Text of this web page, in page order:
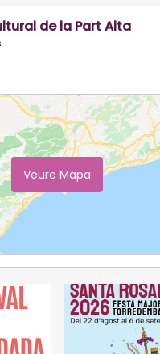
de la Part Alta
Veure Mapa